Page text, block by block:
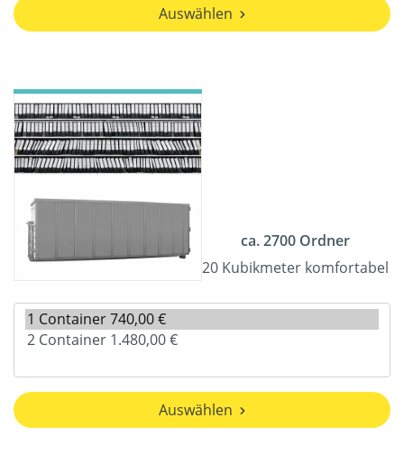
Auswählen
ca. 2700 Ordner
20 Kubikmeter komfortabel
Auswählen